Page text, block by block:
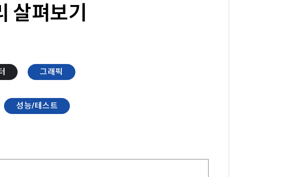
펴보기
그래픽
성능/테스트